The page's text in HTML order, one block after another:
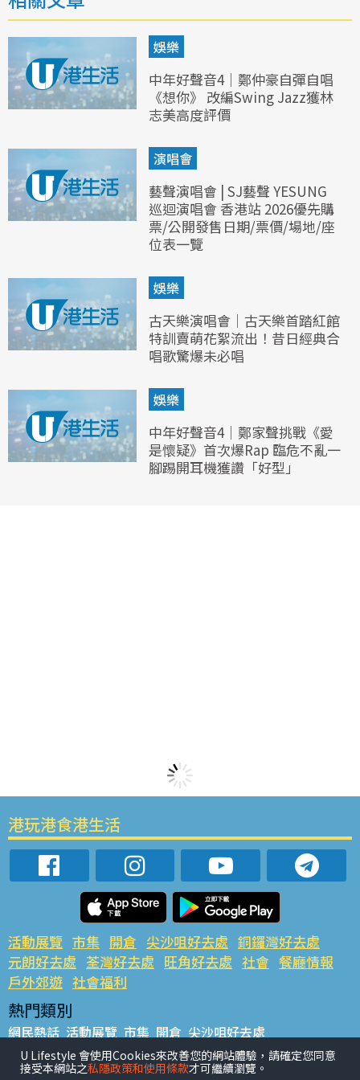
娛樂
中年好聲音4｜鄭仲豪自彈自唱
《想你》 改編Swing Jazz獲林
志美高度評價
演唱會
藝聲演唱會 | SJ藝聲 YESUNG
巡迴演唱會 香港站 2026優先購
票/公開發售日期/票價/場地/座
位表一覽
娛樂
古天樂演唱會｜古天樂首踏紅館
特訓賣萌花絮流出！昔日經典合
唱歌驚爆未必唱
娛樂
中年好聲音4｜鄭家聲挑戰《愛
是懷疑》首次爆Rap 臨危不亂一
腳踢開耳機獲讚「好型」
港玩港食港生活
活動展覽 市集 開倉 尖沙咀好去處 銅鑼灣好去處
元朗好去處 荃灣好去處 旺角好去處 社會 餐廳情報
戶外郊遊 社會福利
熱門類別
網民熱話 活動展覽 市集 開倉 尖沙咀好去處
銅鑼灣好去處 元朗好去處 荃灣好去處 旺角好去處 社會
餐廳情報 戶外郊遊
U Lifestyle 會使用Cookies來改善您的網站體驗，請確定您同意
接受本網站之私隱政策和使用條款才可繼續瀏覽。